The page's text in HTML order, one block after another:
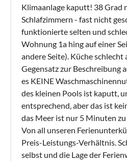
Klimaanlage kaputt! 38 Grad
Schlafzimmern - fast nicht
funktionierte selten und
Wohnung 1a hing auf einer
andere Seite). Küche
Gegensatz zur Beschreibung
es KEINE
des kleinen Pools ist kaputt,
entsprechend, aber das ist
das Meer ist nur 5 Minuten
Von all unseren
Preis-Leistungs-Verhältnis.
selbst und die Lage der